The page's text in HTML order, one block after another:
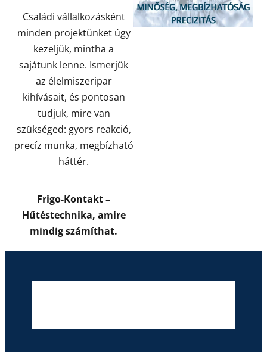
Családi vállalkozásként
minden projektünket úgy
kezeljük, mintha a
sajátunk lenne. Ismerjük
az élelmiszeripar
kihívásait, és pontosan
tudjuk, mire van
szükséged: gyors reakció,
precíz munka, megbízható
háttér.
Frigo-Kontakt –
Hűtéstechnika, amire
mindig számíthat.